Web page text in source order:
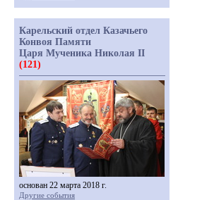
Карельский отдел Казачьего
Конвоя Памяти
Царя Мученика Николая II
(121)
основан 22 марта 2018 г.
Другие события